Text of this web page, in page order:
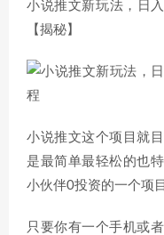
小说推文新玩法，日
【揭秘】
小说推文这个项目就
是最简单最轻松的也
小伙伴0投资的一个项目
只要你有一个手机或